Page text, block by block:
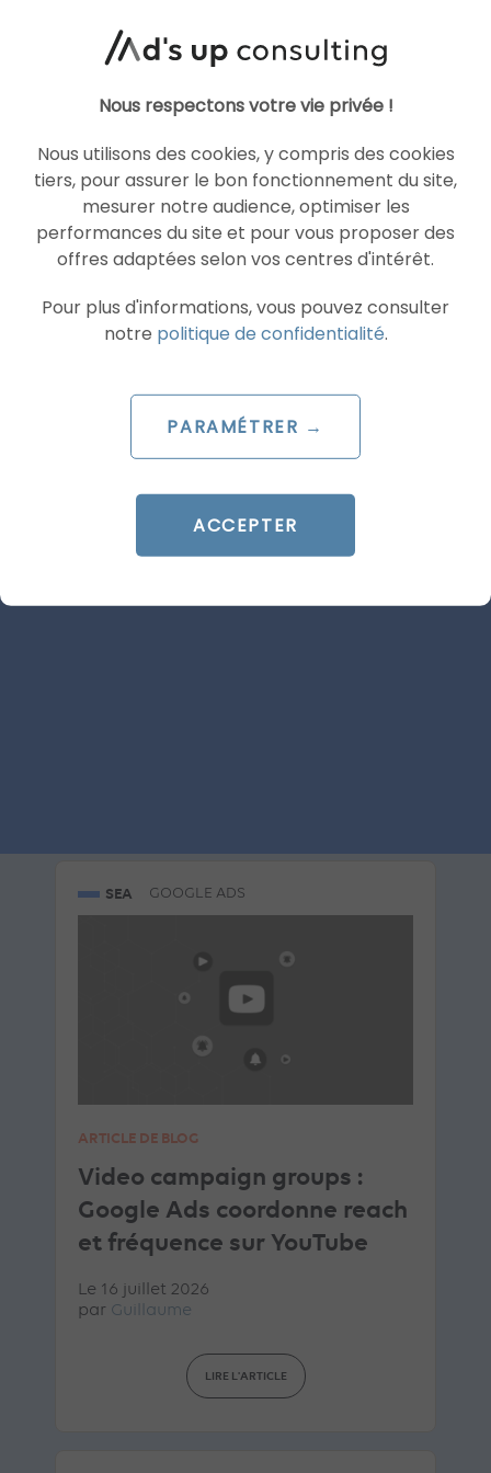
10 agences les plus
performantes
Le 5 août 2026
LIRE L'ARTICLE
SEA GOOGLE ADS
ARTICLE DE BLOG
SEA GOOGLE ADS
ARTICLE DE BLOG
Video campaign groups :
Google Ads coordonne reach
et fréquence sur YouTube
Le 16 juillet 2026
par Guillaume
LIRE L'ARTICLE
Nous respectons votre vie privée !
Nous utilisons des cookies, y compris des cookies
tiers, pour assurer le bon fonctionnement du site,
mesurer notre audience, optimiser les
performances du site et pour vous proposer des
offres adaptées selon vos centres d'intérêt.
Pour plus d'informations, vous pouvez consulter
notre politique de confidentialité.
PARAMÉTRER →
ACCEPTER